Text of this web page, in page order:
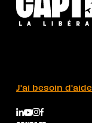
J'ai besoin d'aide